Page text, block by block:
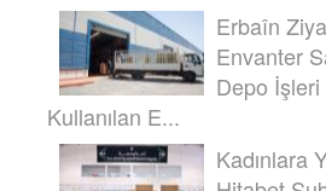
Erbaîn
Envanter
Depo
Kullanılan E...
Kadınlara